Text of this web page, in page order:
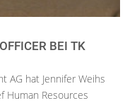
BEI TK
AG hat Jennifer Weihs
Human Resources